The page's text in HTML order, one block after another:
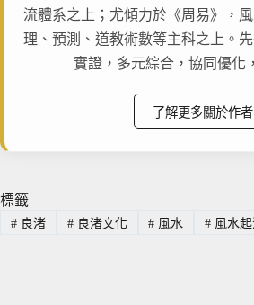
流體系之上；尤傾力於《周易》，
理、預測、道教術數等主科之上。
實證，多元綜合，協同優化
了解更多關於作者
標籤
#良渚 #良渚文化 # 風水 # 風水起